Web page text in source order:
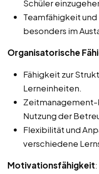
Schüler
Teamfähigkeit
besonders im
Organisatorische
Fähigkeit zur
Lerneinheiten.
Nutzung der
Flexibilität und
verschiedene
Motivationsfähigkeit: